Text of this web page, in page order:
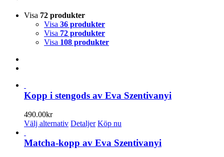
Visa 72 produkter
Visa 36 produkter
Visa 72 produkter
Visa 108 produkter
Kopp i stengods av Eva Szentivanyi
490.00kr
Välj alternativ Den
produkten
har
Detaljer Köp nu
Matcha-kopp av Eva Szentivanyi